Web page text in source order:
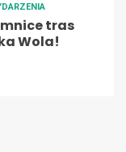
tras
Wola!